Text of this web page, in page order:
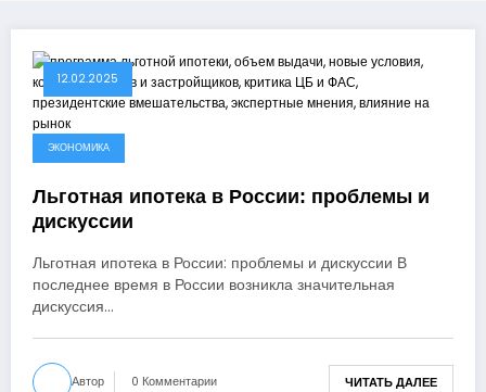
12.02.2025
ЭКОНОМИКА
Льготная ипотека в России: проблемы и
дискуссии
Льготная ипотека в России: проблемы и дискуссии В
последнее время в России возникла значительная
дискуссия…
Автор 0 Комментарии ЧИТАТЬ ДАЛЕЕ